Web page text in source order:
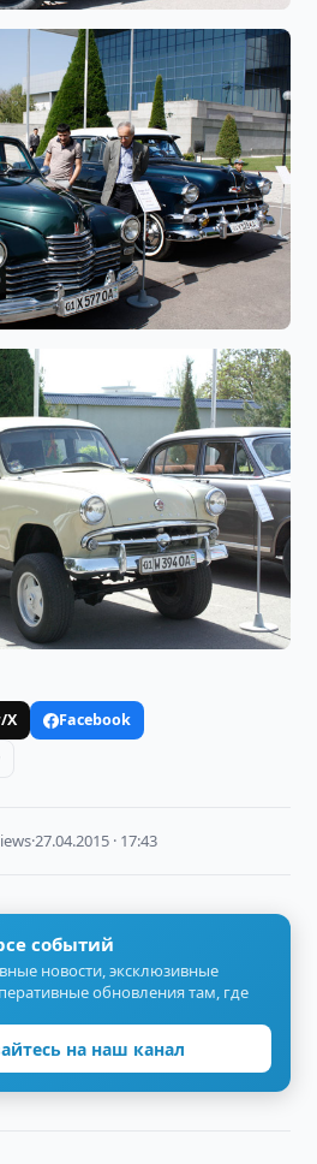
X
Facebook
·27.04.2015 · 17:43
событий
новости, эксклюзивные
обновления там, где
на наш канал